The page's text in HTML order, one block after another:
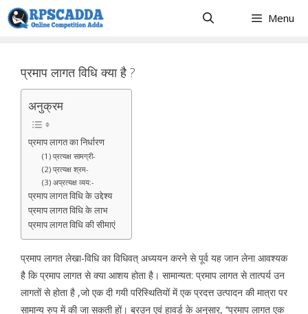
Skip
to
Menu
प्रमाप लागत विधि क्या है ?
अनुक्रम
प्रमाप लागत का निर्धारण
(1) प्रत्यक्ष सामग्री-
(2) प्रत्यक्ष श्रम-
(3) अप्रत्यक्ष व्यय:-
प्रमाप लागत विधि के उद्देश्य
प्रमाप लागत विधि के लाभ
प्रमाप लागत विधि की सीमाएं
प्रमाप लागत लेखा-विधि का विधिवत् अध्ययन करने से पूर्व यह जान लेना आवश्यक
है कि प्रमाप लागत से क्या आशय होता है। सामान्यत: प्रमाप लागत से तात्पर्य उन
लागतों से होता है ,जो एक दी गयी परिस्थितियों में एक प्रदत्त उत्पादन की मात्रा पर
सामान्य रुप में की जा सकती हों। ब्रउन एवं हावर्ड के अनुसार, ‘‘प्रमाप लागत एक